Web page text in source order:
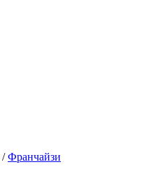
/Франчайзи